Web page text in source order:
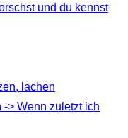
und du kennst
lachen
> Wenn zuletzt ich